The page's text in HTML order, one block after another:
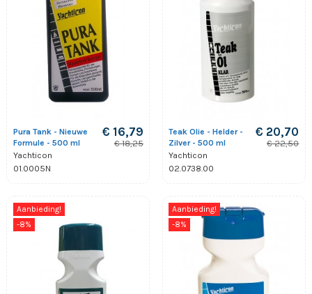
Pura Tank - Nieuwe
Formule - 500 ml
Yachticon
01.0005N
€ 16,79
€ 18,25
Teak Olie - Helder -
Zilver - 500 ml
Yachticon
02.0738.00
€ 20,70
€ 22,50
Aanbieding!
-8%
Aanbieding!
-8%